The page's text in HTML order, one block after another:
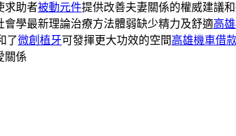
求助者被動元件提供改善夫妻關係的權威建議
會學最新理論治療方法體弱缺少精力及舒適高
了微創植牙可發揮更大功效的空間高雄機車借
關係